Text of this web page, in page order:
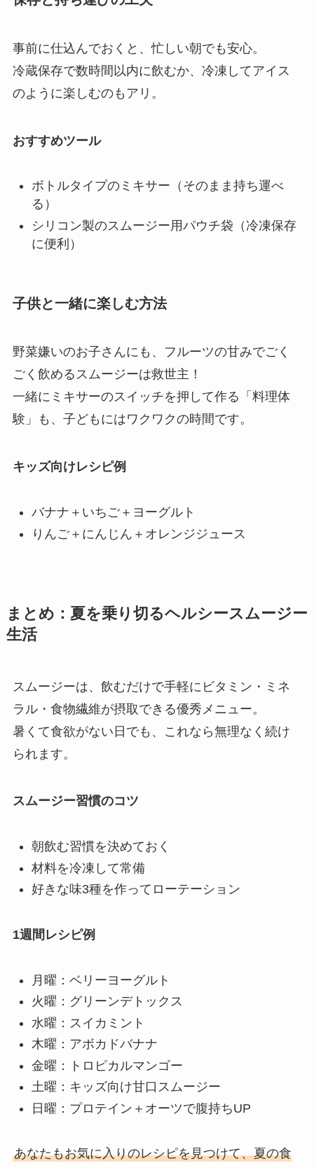
事前に仕込んでおくと、忙しい朝でも安心。
冷蔵保存で数時間以内に飲むか、冷凍してアイス
のように楽しむのもアリ。
おすすめツール
ボトルタイプのミキサー（そのまま持ち運べ
る）
シリコン製のスムージー用パウチ袋（冷凍保存
に便利）
子供と一緒に楽しむ方法
野菜嫌いのお子さんにも、フルーツの甘みでごく
ごく飲めるスムージーは救世主！
一緒にミキサーのスイッチを押して作る「料理体
験」も、子どもにはワクワクの時間です。
キッズ向けレシピ例
バナナ＋いちご＋ヨーグルト
りんご＋にんじん＋オレンジジュース
まとめ：夏を乗り切るヘルシースムージー
生活
スムージーは、飲むだけで手軽にビタミン・ミネ
ラル・食物繊維が摂取できる優秀メニュー。
暑くて食欲がない日でも、これなら無理なく続け
られます。
スムージー習慣のコツ
朝飲む習慣を決めておく
材料を冷凍して常備
好きな味3種を作ってローテーション
1週間レシピ例
月曜：ベリーヨーグルト
火曜：グリーンデトックス
水曜：スイカミント
木曜：アボカドバナナ
金曜：トロピカルマンゴー
土曜：キッズ向け甘口スムージー
日曜：プロテイン＋オーツで腹持ちUP
あなたもお気に入りのレシピを見つけて、夏の食